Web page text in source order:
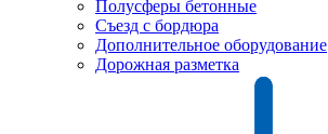
Полусферы бетонные
Съезд с бордюра
Дополнительное оборудование
Дорожная разметка